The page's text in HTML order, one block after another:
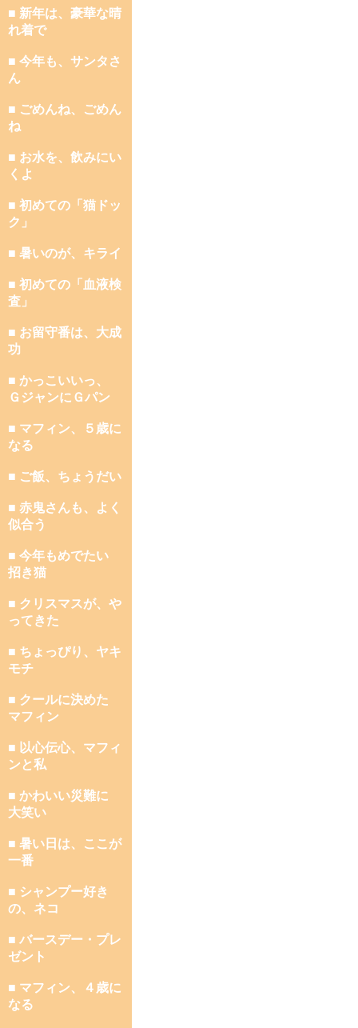
■ 新年は、豪華な晴
れ着で
■ 今年も、サンタさ
ん
■ ごめんね、ごめん
ね
■ お水を、飲みにい
くよ
■ 初めての「猫ドッ
ク」
■ 暑いのが、キライ
■ 初めての「血液検
査」
■ お留守番は、大成
功
■ かっこいいっ、
ＧジャンにＧパン
■ マフィン、５歳に
なる
■ ご飯、ちょうだい
■ 赤鬼さんも、よく
似合う
■ 今年もめでたい
招き猫
■ クリスマスが、や
ってきた
■ ちょっぴり、ヤキ
モチ
■ クールに決めた
マフィン
■ 以心伝心、マフィ
ンと私
■ かわいい災難に
大笑い
■ 暑い日は、ここが
一番
■ シャンプー好き
の、ネコ
■ バースデー・プレ
ゼント
■ マフィン、４歳に
なる